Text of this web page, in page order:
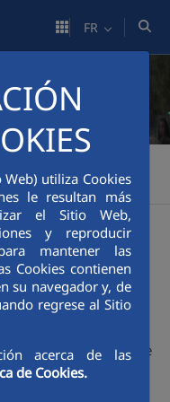
Web) utiliza Cookies
le resultan más
el Sitio Web,
y reproducir
mantener las
Cookies contienen
su navegador y, de
regrese al Sitio
acerca de las
de Cookies.
FR
à l'amélioration de
de l'empreinte
en mettant en œuvre